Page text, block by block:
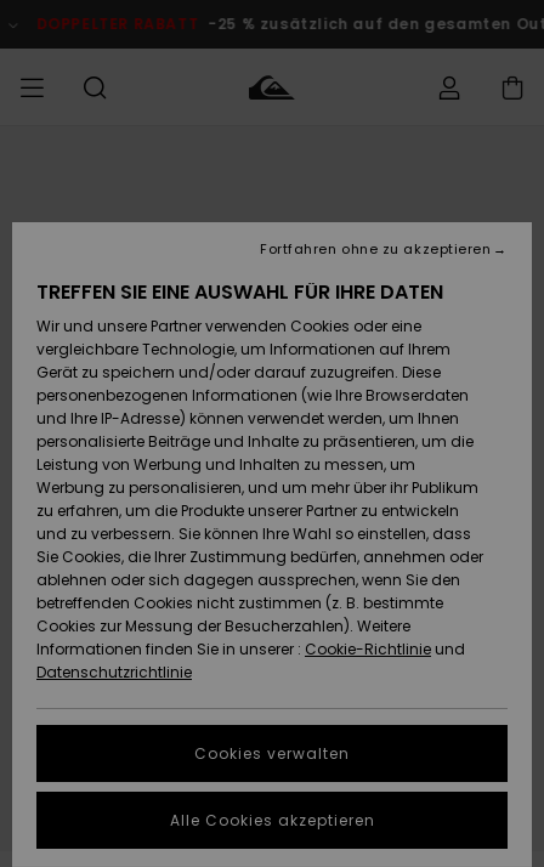
Produktinformation
DOPPELTER RABATT -25 % zusätzlich auf den gesamten
Accessoires
Schuhe&
Flip-Flops
Surf
Snow
Brandneu
Highlights
Accessoires
Schuhe&
Flip-Flops
Surf
Snow
Brandneu
Highlights
FRAUEN
Brandneu
Highlights
Snow
SURF
Kinder
Highlights
Community
SNOW
Snow Shop
Kinder
Snow Shop
Damen
Highlights
Community
DOPPELTER
RABATT
KINDER
Outlet
Frauen
HILFE & KONTAKT
Retouren
Bezahlung
Geschenkkarte
Quiksilver
Freedom
Datenschutz
Starten Sie eine
um die
schnellste
Antwort auf Ihre
NACHHALTIGKEIT
SHOPS
QUIKSILVER APP
WUNSCHLISTE
TREFFEN SIE EINE AUSWAHL FÜR IHRE DATEN
Wir und unsere Partner verwenden Cookies oder eine
vergleichbare Technologie, um Informationen auf Ihrem
Gerät zu speichern und/oder darauf zuzugreifen. Diese
personenbezogenen Informationen (wie Ihre Browserdaten
und Ihre IP-Adresse) können verwendet werden, um Ihnen
personalisierte Beiträge und Inhalte zu präsentieren, um die
Leistung von Werbung und Inhalten zu messen, um
Werbung zu personalisieren, und um mehr über ihr Publikum
zu erfahren, um die Produkte unserer Partner zu entwickeln
und zu verbessern. Sie können Ihre Wahl so einstellen, dass
Sie Cookies, die Ihrer Zustimmung bedürfen, annehmen oder
ablehnen oder sich dagegen aussprechen, wenn Sie den
betreffenden Cookies nicht zustimmen (z. B. bestimmte
Cookies zur Messung der Besucherzahlen). Weitere
Informationen finden Sie in unserer : Cookie-Richtlinie und
Datenschutzrichtlinie
Cookies verwalten
Fortfahren ohne zu akzeptieren
Alle Cookies akzeptieren